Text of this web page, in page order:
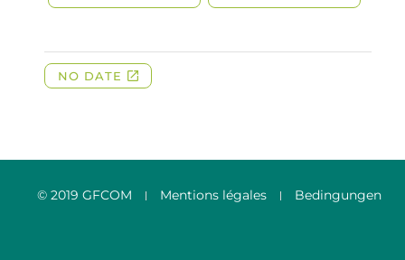
© 2019 GFCOM Mentions légales Bedingungen